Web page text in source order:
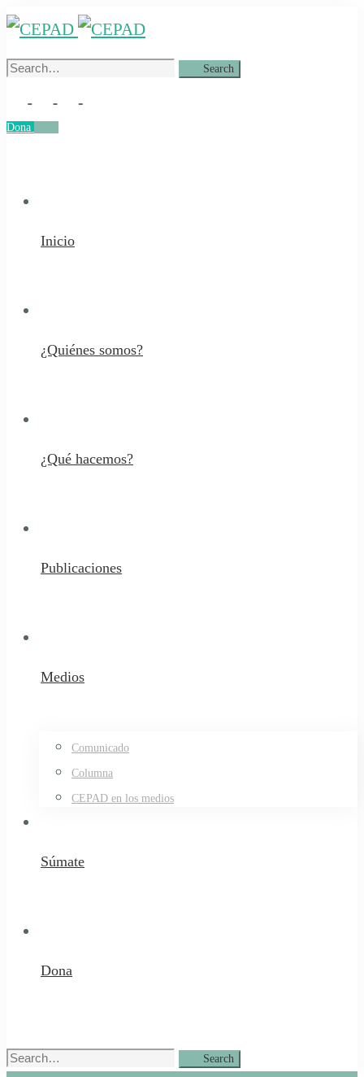
Search
Search
Dona
Inicio
¿Quiénes somos?
¿Qué hacemos?
Publicaciones
Medios
Comunicado
Columna
CEPAD en los medios
Súmate
Dona
Search
Search